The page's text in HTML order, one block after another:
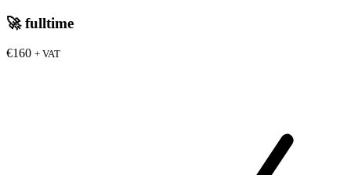
🚀 fulltime
€160 + VAT